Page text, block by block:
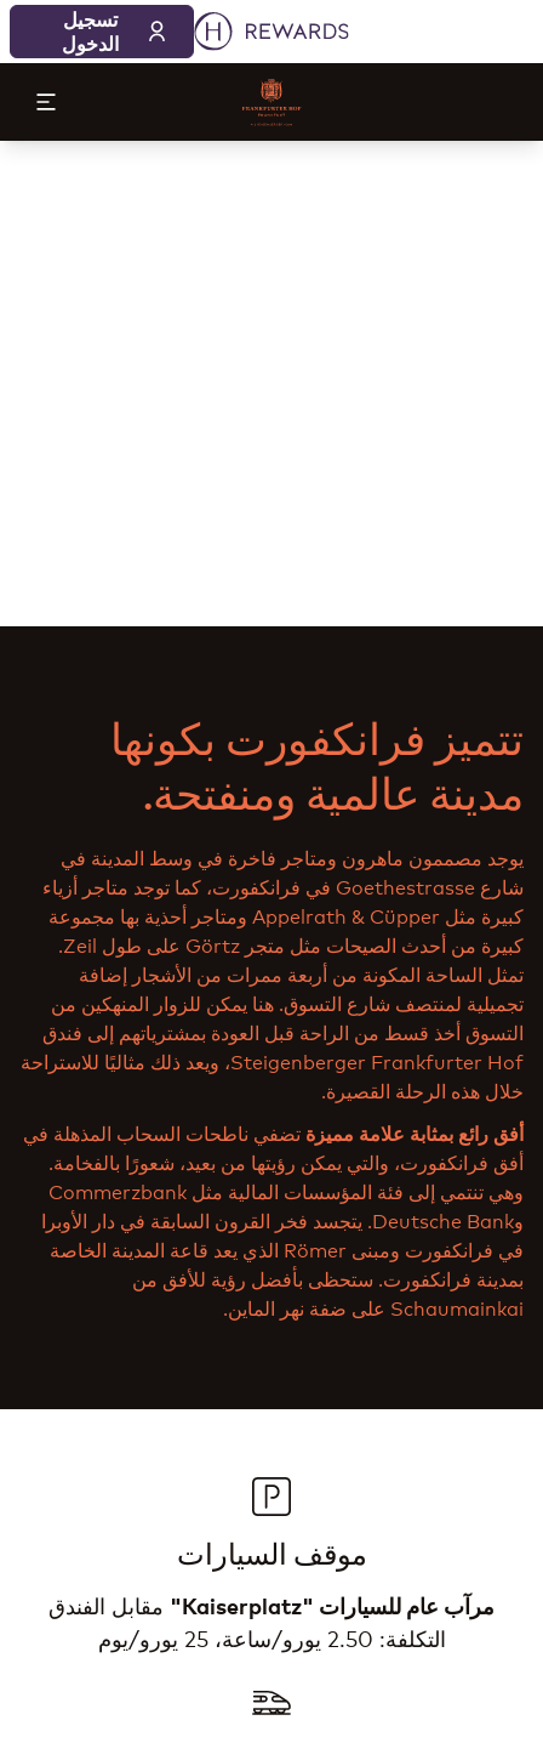
تسجيل
الدخول
تتميز فرانكفورت بكونها
مدينة عالمية ومنفتحة.
يوجد مصممون ماهرون ومتاجر فاخرة في وسط المدينة في
شارع Goethestrasse في فرانكفورت، كما توجد متاجر أزياء
كبيرة مثل Appelrath & Cüpper ومتاجر أحذية بها مجموعة
كبيرة من أحدث الصيحات مثل متجر Görtz على طول Zeil.
تمثل الساحة المكونة من أربعة ممرات من الأشجار إضافة
تجميلية لمنتصف شارع التسوق. هنا يمكن للزوار المنهكين من
التسوق أخذ قسط من الراحة قبل العودة بمشترياتهم إلى فندق
Steigenberger Frankfurter Hof، ويعد ذلك مثاليًا للاستراحة
خلال هذه الرحلة القصيرة.
أفق رائع بمثابة علامة مميزة تضفي ناطحات السحاب المذهلة في
أفق فرانكفورت، والتي يمكن رؤيتها من بعيد، شعورًا بالفخامة.
وهي تنتمي إلى فئة المؤسسات المالية مثل Commerzbank
وDeutsche Bank. يتجسد فخر القرون السابقة في دار الأوبرا
في فرانكفورت ومبنى Römer الذي يعد قاعة المدينة الخاصة
بمدينة فرانكفورت. ستحظى بأفضل رؤية للأفق من
Schaumainkai على ضفة نهر الماين.
موقف السيارات
مرآب عام للسيارات "Kaiserplatz"
مقابل الفندق
التكلفة: 2.50 يورو/ساعة، 25 يورو/يوم